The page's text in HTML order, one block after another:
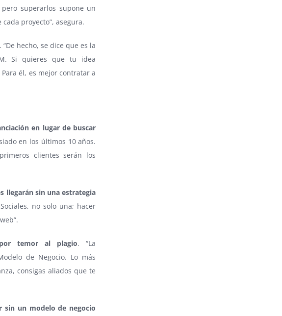
superarlos supone un
proyecto”, asegura.
. “De hecho, se dice que es la
Si quieres que tu idea
él, es mejor contratar a
en lugar de buscar
en los últimos 10 años.
clientes serán los
llegarán sin una estrategia
no solo una; hacer
temor al plagio. “La
de Negocio. Lo más
consigas aliados que te
sin un modelo de negocio